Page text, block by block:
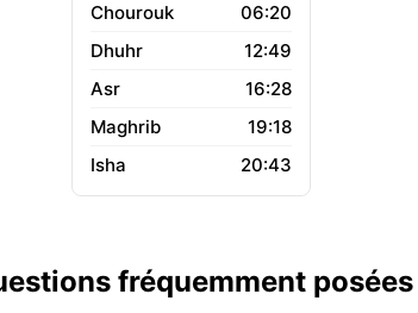
06:20
12:49
16:28
19:18
20:43
fréquemment posées